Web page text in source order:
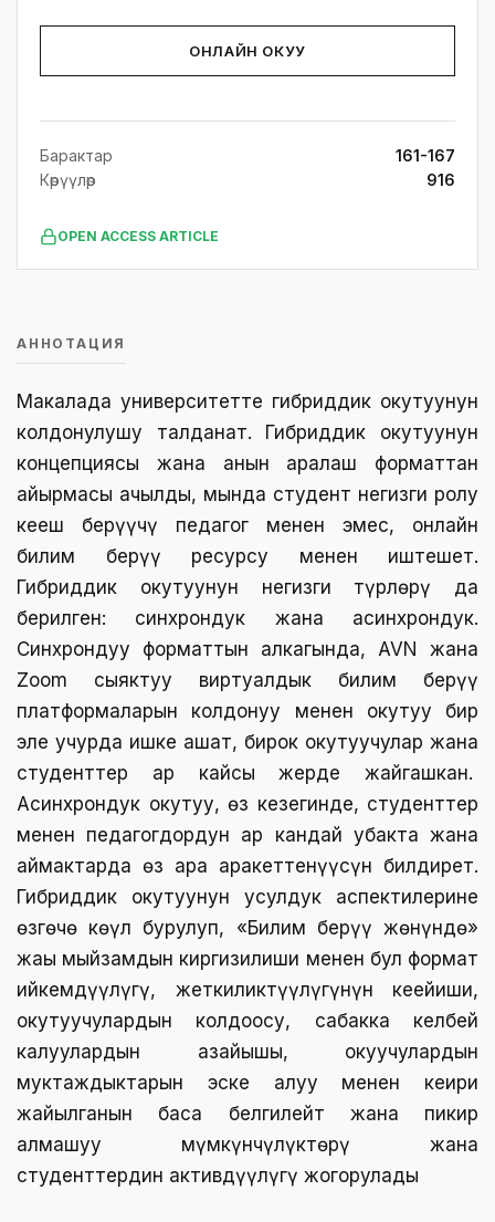
ОНЛАЙН ОКУУ
Барактар
161-167
Көрүүлөр
916
OPEN ACCESS ARTICLE
АННОТАЦИЯ
Макалада университетте гибриддик окутуунун
колдонулушу талданат. Гибриддик окутуунун
концепциясы жана анын аралаш форматтан
айырмасы ачылды, мында студент негизги ролу
кеңеш берүүчү педагог менен эмес, онлайн
билим берүү ресурсу менен иштешет.
Гибриддик окутуунун негизги түрлөрү да
берилген: синхрондук жана асинхрондук.
Синхрондуу форматтын алкагында, AVN жана
Zoom сыяктуу виртуалдык билим берүү
платформаларын колдонуу менен окутуу бир
эле учурда ишке ашат, бирок окутуучулар жана
студенттер ар кайсы жерде жайгашкан.
Асинхрондук окутуу, өз кезегинде, студенттер
менен педагогдордун ар кандай убакта жана
аймактарда өз ара аракеттенүүсүн билдирет.
Гибриддик окутуунун усулдук аспектилерине
өзгөчө көңүл бурулуп, «Билим берүү жөнүндө»
жаңы мыйзамдын киргизилиши менен бул формат
ийкемдүүлүгү, жеткиликтүүлүгүнүн кеңейиши,
окутуучулардын колдоосу, сабакка келбей
калуулардын азайышы, окуучулардын
муктаждыктарын эске алуу менен кеңири
жайылганын баса белгилейт жана пикир
алмашуу мүмкүнчүлүктөрү жана
студенттердин активдүүлүгү жогорулады